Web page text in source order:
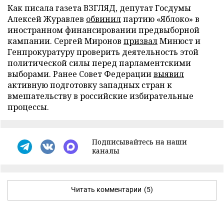
Как писала газета ВЗГЛЯД, депутат Госдумы
Алексей Журавлев обвинилпартию «Яблоко» в
иностранном финансировании предвыборной
кампании. Сергей Миронов призвалМинюст и
Генпрокуратуру проверить деятельность этой
политической силы перед парламентскими
выборами. Ранее Совет Федерациивыявил
активную подготовку западных стран к
вмешательству в российские избирательные
процессы.
Подписывайтесь на наши
каналы
Читать комментарии (5)